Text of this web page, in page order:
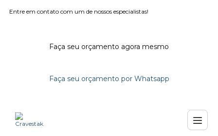
Entre em contato com um de nossos especialistas!
Faça seu orçamento agora mesmo
Faça seu orçamento por Whatsapp